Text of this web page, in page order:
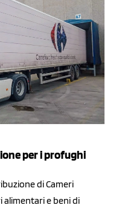
per i profughi
di Cameri
alimentari e beni di